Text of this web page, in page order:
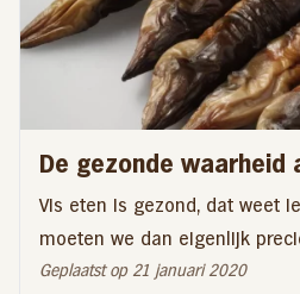
De gezonde waarheid
Vis eten is gezond, dat weet
moeten we dan eigenlijk
Geplaatst op 21 januari 2020